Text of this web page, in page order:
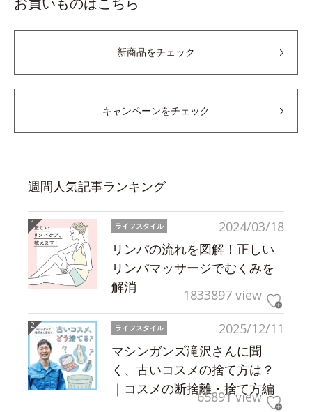
新商品をチェック
キャンペーンをチェック
週間人気記事ランキング
2024/03/18
ライフスタイル
リンパの流れを図解！正しい
リンパマッサージでむくみを
解消
1833897 view
2025/12/11
ライフスタイル
マシンガンズ滝沢さんに聞
く、古いコスメの捨て方は？
｜コスメの断捨離・捨て方編
65891 view